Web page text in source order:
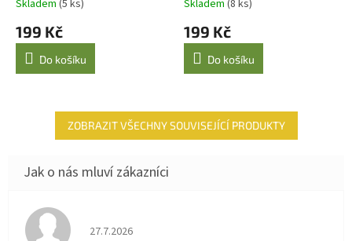
Skladem (5 ks)
199 Kč
Do košíku
Skladem (8 ks)
199 Kč
Do košíku
ZOBRAZIT VŠECHNY SOUVISEJÍCÍ PRODUKTY
Hodnocení obchodu je 4 z 5 hvězdiček.
27.7.2026